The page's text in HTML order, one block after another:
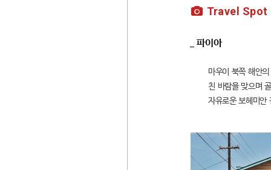
Travel Spot
_ 파이아
마우이 북쪽 해안
친 바람을 맞으며
자유로운 보헤미안